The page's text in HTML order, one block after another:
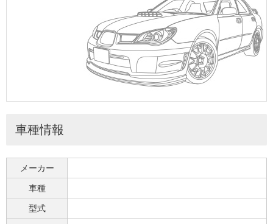
車種情報
メーカー
車種
型式